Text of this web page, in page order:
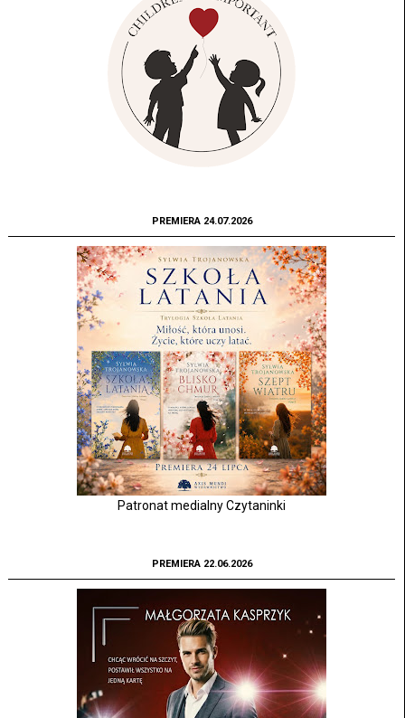
PREMIERA 24.07.2026
Patronat medialny Czytaninki
PREMIERA 22.06.2026